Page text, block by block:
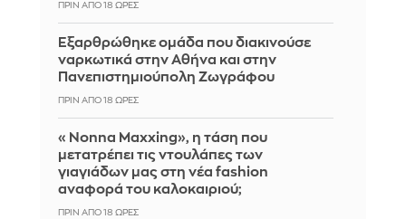
ΠΡΙΝ ΑΠΌ 18 ΏΡΕΣ
Εξαρθρώθηκε ομάδα που διακινούσε
ναρκωτικά στην Αθήνα και στην
Πανεπιστημιούπολη Ζωγράφου
ΠΡΙΝ ΑΠΌ 18 ΏΡΕΣ
«Nonna Maxxing», η τάση που
μετατρέπει τις ντουλάπες των
γιαγιάδων μας στη νέα fashion
αναφορά του καλοκαιριού;
ΠΡΙΝ ΑΠΌ 18 ΏΡΕΣ